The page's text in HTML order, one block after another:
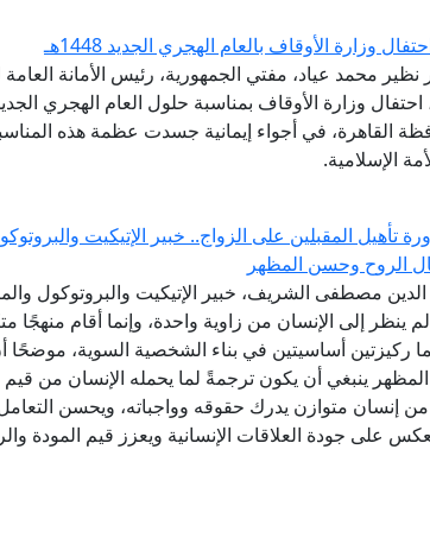
وزارة الأوقاف بالعام الهجري الجديد 1448هـ
نظير محمد عياد، مفتي الجمهورية، رئيس الأمانة العامة
القاهرة، في أجواء إيمانية جسدت عظمة هذه
الإسلامية.
المقبلين على الزواج.. خبير الإتيكيت
الروح وحسن المظهر
الدين مصطفى الشريف، خبير الإتيكيت والبروتوكول
لم ينظر إلى الإنسان من زاوية واحدة، وإنما أقام منهجًا
ركيزتين أساسيتين في بناء الشخصية السوية، موضحًا
ينبغي أن يكون ترجمةً لما يحمله الإنسان من
من إنسان متوازن يدرك حقوقه وواجباته، ويحسن
على جودة العلاقات الإنسانية ويعزز قيم المودة